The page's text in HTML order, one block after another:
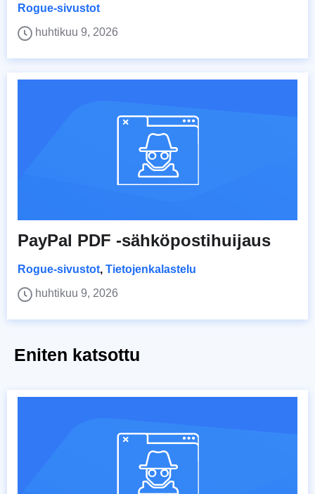
Rogue-sivustot
huhtikuu 9, 2026
PayPal PDF -sähköpostihuijaus
Rogue-sivustot, Tietojenkalastelu
huhtikuu 9, 2026
Eniten katsottu